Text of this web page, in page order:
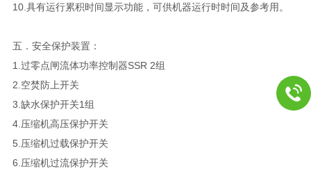
10.具有运行累积时间显示功能，可供机器运行时时间及参考用。
五．安全保护装置：
1.过零点闸流体功率控制器SSR 2组
2.空焚防上开关
3.缺水保护开关1组
4.压缩机高压保护开关
5.压缩机过载保护开关
6.压缩机过流保护开关